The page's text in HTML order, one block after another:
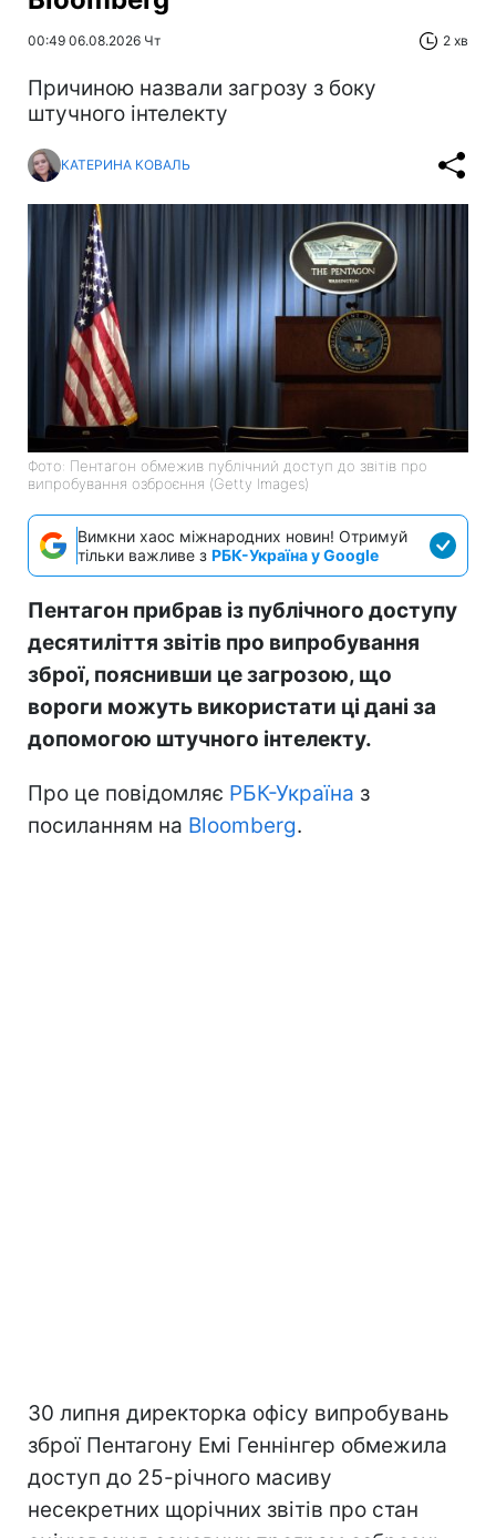
00:49 06.08.2026 Чт 2 хв
Причиною назвали загрозу з боку
штучного інтелекту
КАТЕРИНА КОВАЛЬ
Фото: Пентагон обмежив публічний доступ до звітів про
випробування озброєння (Getty Images)
Вимкни хаос міжнародних новин! Отримуй
тільки важливе з РБК-Україна у Google
Пентагон прибрав із публічного доступу
десятиліття звітів про випробування
зброї, пояснивши це загрозою, що
вороги можуть використати ці дані за
допомогою штучного інтелекту.
Про це повідомляє РБК-Україна з
посиланням на Bloomberg.
30 липня директорка офісу випробувань
зброї Пентагону Емі Геннінгер обмежила
доступ до 25-річного масиву
несекретних щорічних звітів про стан